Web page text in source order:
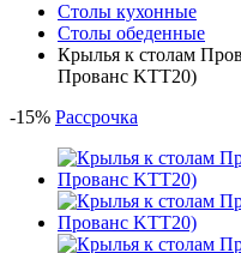
Столы кухонные
Cтолы обеденные
Крылья к столам
Прованс KTT20)
-15% Рассрочка